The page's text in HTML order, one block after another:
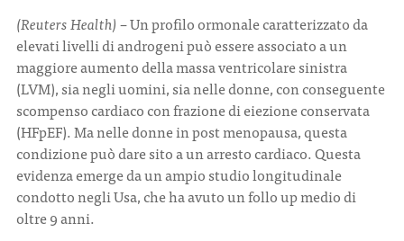
(Reuters Health)– Un profilo ormonale caratterizzato da
elevati livelli di androgeni può essere associato a un
maggiore aumento della massa ventricolare sinistra
(LVM), sia negli uomini, sia nelle donne, con conseguente
scompenso cardiaco con frazione di eiezione conservata
(HFpEF). Ma nelle donne in post menopausa, questa
condizione può dare sito a un arresto cardiaco. Questa
evidenza emerge da un ampio studio longitudinale
condotto negli Usa, che ha avuto un follo up medio di
oltre 9 anni.